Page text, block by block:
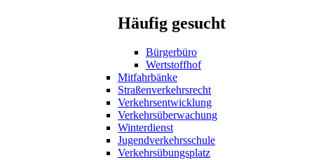
Häufig gesucht
Bürgerbüro
Wertstoffhof
Mitfahrbänke
Straßenverkehrsrecht
Verkehrsentwicklung
Verkehrsüberwachung
Winterdienst
Jugendverkehrsschule
Verkehrsübungsplatz